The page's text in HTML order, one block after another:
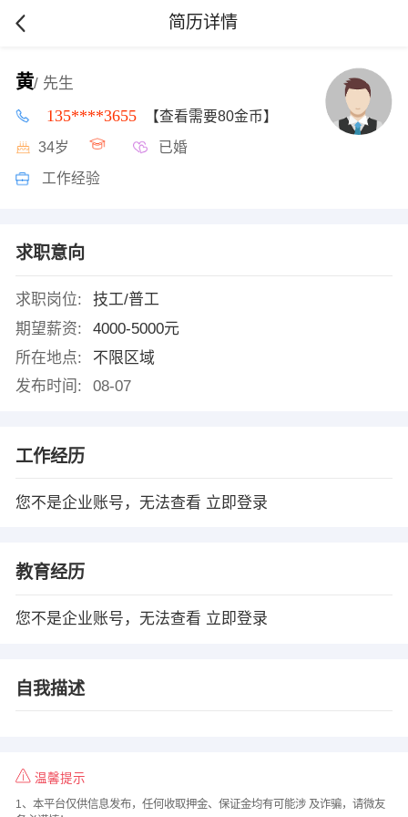
简历详情
黄/ 先生
135****3655 【查看需要80金币】
34岁 已婚
工作经验
求职意向
求职岗位:
技工/普工
期望薪资:
4000-5000元
所在地点:
不限区域
发布时间:
08-07
工作经历
您不是企业账号，无法查看 立即登录
教育经历
您不是企业账号，无法查看 立即登录
自我描述
温馨提示
1、本平台仅供信息发布，任何收取押金、保证金均有可能涉 及诈骗，请微友